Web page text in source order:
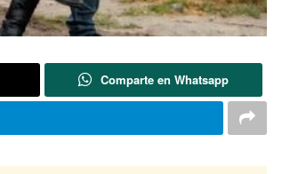
Comparte en Whatsapp